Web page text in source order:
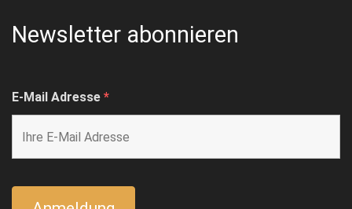
Newsletter abonnieren
E-Mail Adresse *